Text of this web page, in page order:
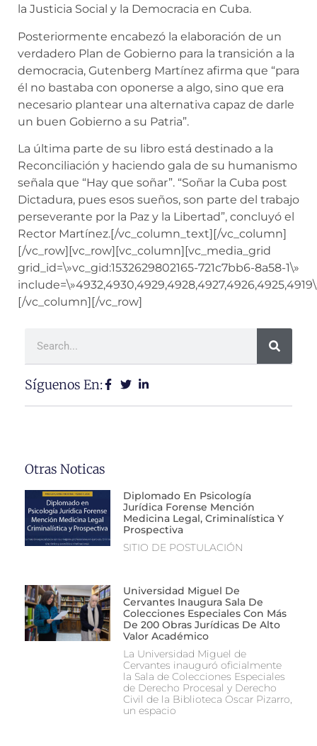
la Justicia Social y la Democracia en Cuba.
Posteriormente encabezó la elaboración de un
verdadero Plan de Gobierno para la transición a la
democracia, Gutenberg Martínez afirma que “para
él no bastaba con oponerse a algo, sino que era
necesario plantear una alternativa capaz de darle
un buen Gobierno a su Patria”.
La última parte de su libro está destinado a la
Reconciliación y haciendo gala de su humanismo
señala que “Hay que soñar”. “Soñar la Cuba post
Dictadura, pues esos sueños, son parte del trabajo
perseverante por la Paz y la Libertad”, concluyó el
Rector Martínez.[/vc_column_text][/vc_column]
[/vc_row][vc_row][vc_column][vc_media_grid
grid_id=\»vc_gid:1532629802165-721c7bb6-8a58-1\»
[/vc_column][/vc_row]
Síguenos En:
Otras Noticas
Diplomado En Psicología
Jurídica Forense Mención
Medicina Legal, Criminalística Y
Prospectiva
SITIO DE POSTULACIÓN
Universidad Miguel De
Cervantes Inaugura Sala De
Colecciones Especiales Con Más
De 200 Obras Jurídicas De Alto
Valor Académico
La Universidad Miguel de
Cervantes inauguró oficialmente
la Sala de Colecciones Especiales
de Derecho Procesal y Derecho
Civil de la Biblioteca Oscar Pizarro,
un espacio